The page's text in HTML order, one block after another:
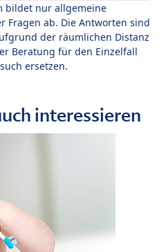
bildet nur allgemeine
ab. Die Antworten sind
der räumlichen Distanz
Beratung für den Einzelfall
ersetzen.
interessieren